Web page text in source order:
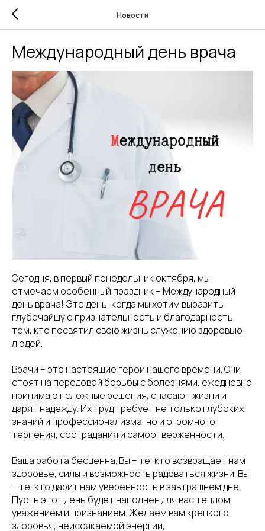
Новости
Международный день врача
Сегодня, в первый понедельник октября, мы
отмечаем особенный праздник – Международный
день врача! Это день, когда мы хотим выразить
глубочайшую признательность и благодарность
тем, кто посвятил свою жизнь служению здоровью
людей.
Врачи – это настоящие герои нашего времени. Они
стоят на передовой борьбы с болезнями, ежедневно
принимают сложные решения, спасают жизни и
дарят надежду. Их труд требует не только глубоких
знаний и профессионализма, но и огромного
терпения, сострадания и самоотверженности.
Ваша работа бесценна. Вы – те, кто возвращает нам
здоровье, силы и возможность радоваться жизни. Вы
– те, кто дарит нам уверенность в завтрашнем дне.
Пусть этот день будет наполнен для вас теплом,
уважением и признанием. Желаем вам крепкого
здоровья, неиссякаемой энергии,